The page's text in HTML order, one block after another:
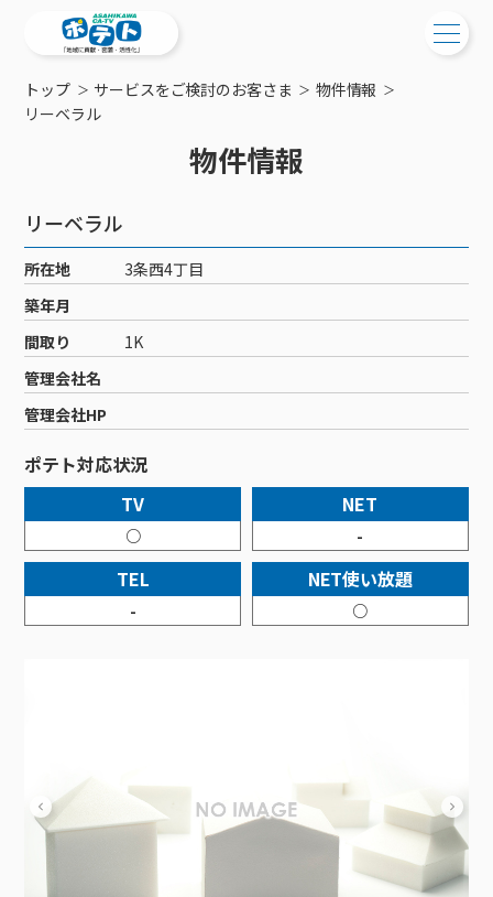
ご検討中の方
工事・配線について
新居をご検討中の方へ
ポテトを導入している集合住宅
物件情報
特典・キャンペーン
おトクな割引サービス
ご加入中の方
ご加入中のサービス確認・変更
WEBメール
サポートサービス
サポートサービストップ
リモートコール
回線速度測定
接続・設定⽅法
訪問サポート＆サポートパックサービス料⾦表
新着情報
メンテナンス・障害情報
ポテトからのプレゼント
イベントカレンダー
講座のご案内
サービス案内
サービス案内
ケーブルテレビ
ケーブルテレビトップ
チャンネル紹介
料⾦プラン
NHK衛星受信料団体⼀括⽀払
機器⼀覧
インターネット
インターネットトップ
料⾦プラン
Wi-Fiサービス
ポテトホーム防犯カメラ
オプションサービス
インターネットギガシェアプラン
固定電話
固定電話トップ
基本料⾦・通話料⾦
オプションサービス
auスマートバリュー
auまとめトーク
ポテトスマートフォントップ
料⾦プラン
機種⼀覧
オプションサービス
でんき
でんきトップ
ポラリンでんき×ポテト
ポテトでんき
暮らしを快適にするサービス
暮らしを快適にするサービストップ
ポテトライフメール
コミチャン
お困りの方はこちら
会社案内
メンテナンス
障害情報
トップ サービスをご検討のお客さま
物件情報
リーベラル
物件情報
リーベラル
所在地
3条西4丁目
築年月
間取り
1K
管理会社名
管理会社HP
ポテト対応状況
TV
○
NET
-
TEL
-
NET使い放題
○